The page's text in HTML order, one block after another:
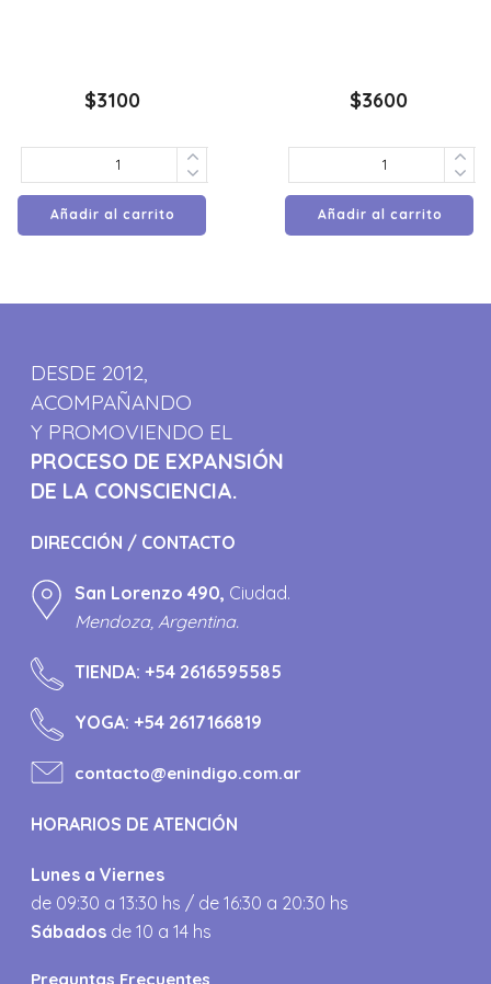
$3100
Añadir al carrito
$3600
Añadir al carrito
DESDE 2012,
ACOMPAÑANDO
Y PROMOVIENDO EL
PROCESO DE EXPANSIÓN
DE LA CONSCIENCIA.
DIRECCIÓN / CONTACTO
San Lorenzo 490, Ciudad.
Mendoza, Argentina.
TIENDA:+54 2616595585
YOGA:+54 2617166819
contacto@enindigo.com.ar
HORARIOS DE ATENCIÓN
Lunes a Viernes
de 09:30 a 13:30 hs / de 16:30 a 20:30 hs
Sábados de 10 a 14 hs
Preguntas Frecuentes